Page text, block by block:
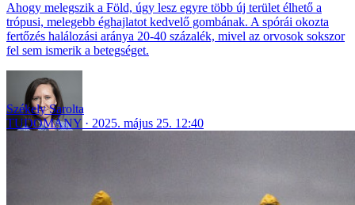
Ahogy melegszik a Föld, úgy lesz egyre több új terület élhető a
trópusi, melegebb éghajlatot kedvelő gombának. A spórái okozta
fertőzés halálozási aránya 20-40 százalék, mivel az orvosok sokszor
fel sem ismerik a betegséget.
Székely Sarolta
TUDOMÁNY
2025. május 25. 12:40